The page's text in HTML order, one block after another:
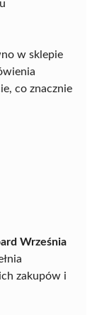
w sklepie
co znacznie
Września
zakupów i